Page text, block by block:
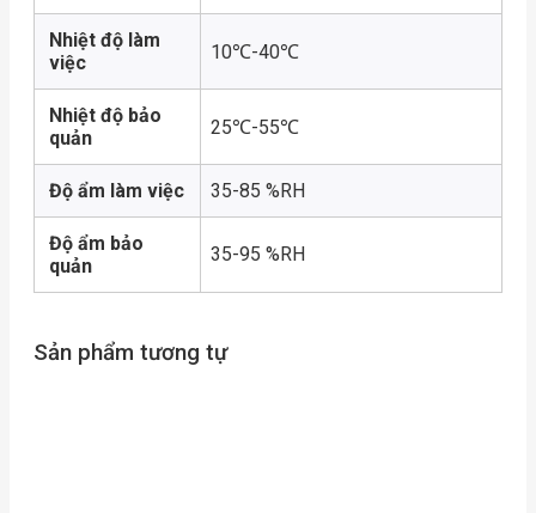
Nhiệt độ làm
việc
10℃-40℃
Nhiệt độ bảo
quản
25℃-55℃
Độ ẩm làm việc 35-85 %RH
Độ ẩm bảo
quản
35-95 %RH
Sản phẩm tương tự